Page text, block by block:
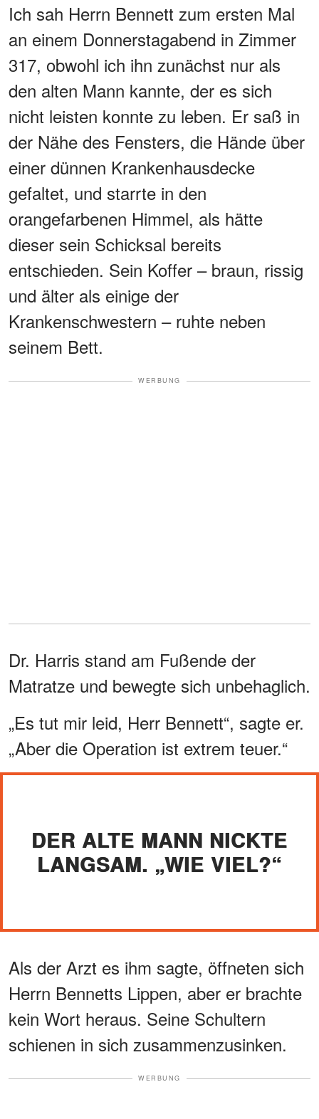
Ich sah Herrn Bennett zum ersten Mal
an einem Donnerstagabend in Zimmer
317, obwohl ich ihn zunächst nur als
den alten Mann kannte, der es sich
nicht leisten konnte zu leben. Er saß in
der Nähe des Fensters, die Hände über
einer dünnen Krankenhausdecke
gefaltet, und starrte in den
orangefarbenen Himmel, als hätte
dieser sein Schicksal bereits
entschieden. Sein Koffer – braun, rissig
und älter als einige der
Krankenschwestern – ruhte neben
seinem Bett.
WERBUNG
Dr. Harris stand am Fußende der
Matratze und bewegte sich unbehaglich.
„Es tut mir leid, Herr Bennett“, sagte er.
„Aber die Operation ist extrem teuer.“
DER ALTE MANN NICKTE
LANGSAM. „WIE VIEL?“
Als der Arzt es ihm sagte, öffneten sich
Herrn Bennetts Lippen, aber er brachte
kein Wort heraus. Seine Schultern
schienen in sich zusammenzusinken.
WERBUNG